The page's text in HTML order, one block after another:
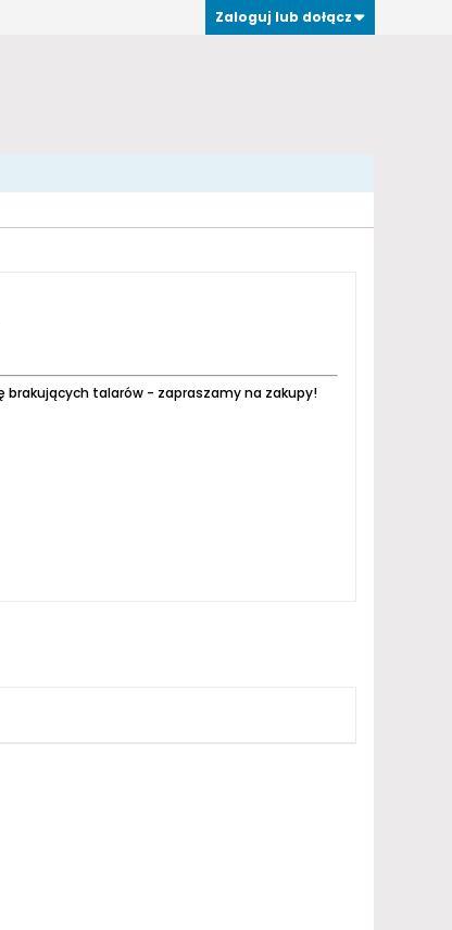
Zaloguj lub dołącz
brakujących talarów - zapraszamy na zakupy!